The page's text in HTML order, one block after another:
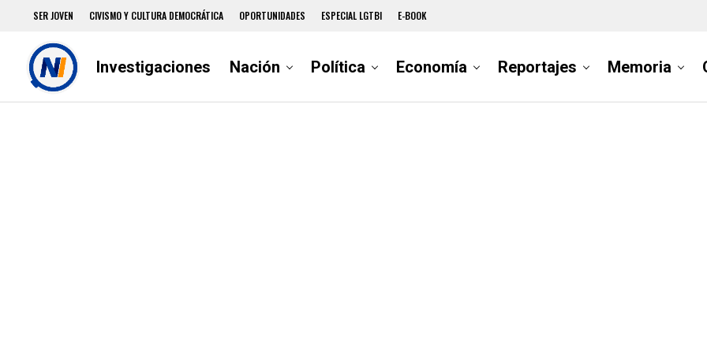
SER JOVEN CIVISMO Y CULTURA DEMOCRÁTICA OPORTUNIDADES ESPECIAL LGTBI E-BOOK
Investigaciones Nación Política Economía Reportajes Memoria